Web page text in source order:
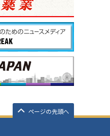
ページの先頭へ